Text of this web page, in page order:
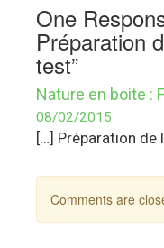
One
Préparation
test”
Nature en boite :
08/02/2015
[…] Préparation de
Comments are